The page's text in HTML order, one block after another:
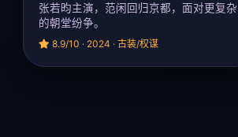
张若昀主演，范闲回归京都，面对更复杂
的朝堂纷争。
8.9/10 · 2024 · 古装/权谋